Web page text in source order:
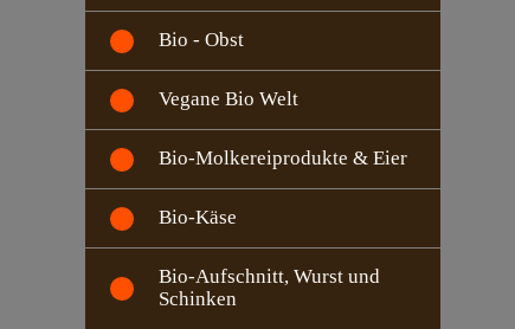
Bio - Obst
Vegane Bio Welt
Bio-Molkereiprodukte & Eier
Bio-Käse
Bio-Aufschnitt, Wurst und
Schinken